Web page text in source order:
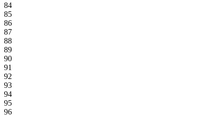
84
85
86
87
88
89
90
91
92
93
94
95
96